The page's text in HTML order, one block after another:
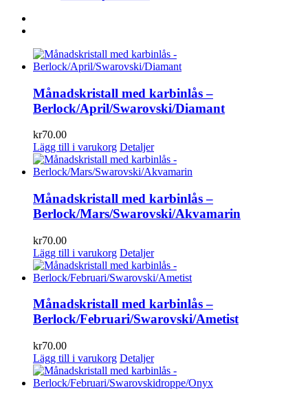
Månadskristall med karbinlås –
Berlock/April/Swarovski/Diamant
kr70.00
Lägg till i varukorg Detaljer
Månadskristall med karbinlås –
Berlock/Mars/Swarovski/Akvamarin
kr70.00
Lägg till i varukorg Detaljer
Månadskristall med karbinlås –
Berlock/Februari/Swarovski/Ametist
kr70.00
Lägg till i varukorg Detaljer